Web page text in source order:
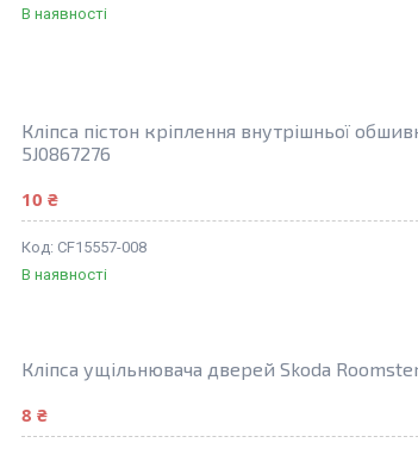
В наявності
Кліпса пістон кріплення внутрішньої
5J0867276
10 ₴
CF15557-008
В наявності
Кліпса ущільнювача дверей Skoda
8 ₴